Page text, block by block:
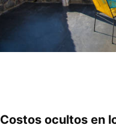
Costos ocultos en